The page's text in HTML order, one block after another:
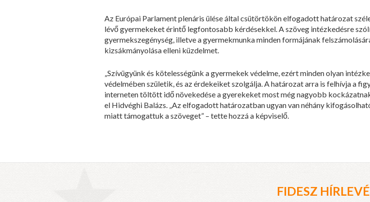
Az Európai Parlament plenáris ülése által csütörtökön elfogadott határozat
lévő gyermekeket érintő legfontosabb kérdésekkel. A szöveg intézkedésre
gyermekszegénység, illetve a gyermekmunka minden formájának
kizsákmányolása elleni küzdelmet.
„Szívügyünk és kötelességünk a gyermekek védelme, ezért minden olyan
védelmében születik, és az érdekeiket szolgálja. A határozat arra is felhívja a
interneten töltött idő növekedése a gyerekeket most még nagyobb
el Hidvéghi Balázs. „Az elfogadott határozatban ugyan van néhány
miatt támogattuk a szöveget” – tette hozzá a képviselő.
FIDESZ